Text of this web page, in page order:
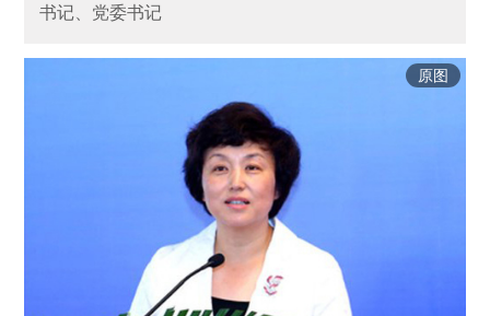
书记、党委书记
原图